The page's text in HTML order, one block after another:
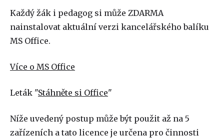
Každý žák i pedagog si může ZDARMA
nainstalovat aktuální verzi kancelářského balíku
MS Office.
Více o MS Office
Leták "Stáhněte si Office"
Níže uvedený postup může být použit až na 5
zařízeních a tato licence je určena pro činnosti